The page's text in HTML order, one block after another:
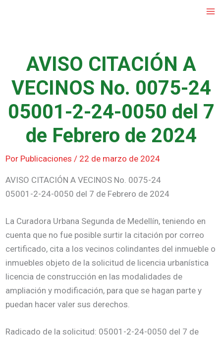
AVISO CITACIÓN A
VECINOS No. 0075-24
05001-2-24-0050 del 7
de Febrero de 2024
Por Publicaciones / 22 de marzo de 2024
AVISO CITACIÓN A VECINOS No. 0075-24
05001-2-24-0050 del 7 de Febrero de 2024
La Curadora Urbana Segunda de Medellín, teniendo en
cuenta que no fue posible surtir la citación por correo
certificado, cita a los vecinos colindantes del inmueble o
inmuebles objeto de la solicitud de licencia urbanística
licencia de construcción en las modalidades de
ampliación y modificación, para que se hagan parte y
puedan hacer valer sus derechos.
Radicado de la solicitud: 05001-2-24-0050 del 7 de